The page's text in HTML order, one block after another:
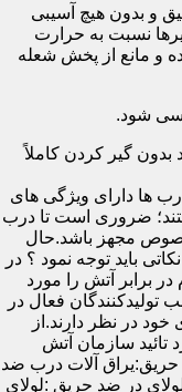
و بدون هیچ آسیبی
نسبت به حرارت
و مانع از پخش شعله
بدون گیر کردن کاملاً
ها دارای ویژگی های
ضروری است تا درب
مجهز باشد.حال
باید توجه نمود ؟ در
برابر آتش را مورد
فعال در
خود در نظر دارند.از
سازمان آتش
حریق:یراق آلات درب ضد
در ضد حریق :لولای